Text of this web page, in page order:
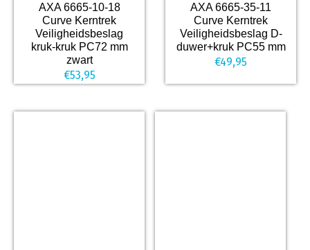
AXA 6665-10-18
Curve Kerntrek
Veiligheidsbeslag
kruk-kruk PC72 mm
zwart
€53,95
AXA 6665-35-11
Curve Kerntrek
Veiligheidsbeslag D-
duwer+kruk PC55 mm
€49,95